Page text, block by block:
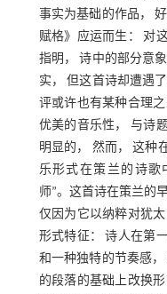
事实为基础的作品，
赋格》应运而生： 对
指明， 诗中的部分意
实， 但这首诗却遭遇
评或许也有某种合理
优美的音乐性， 与诗
明显的， 然而， 这种
乐形式在策兰的诗歌
师”。这首诗在策兰的
仅因为它以纳粹对犹
形式特征： 诗人在第
和一种独特的节奏感
的段落的基础上改换